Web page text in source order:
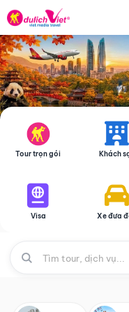
Tour trọn gói Khách
Visa Xe đưa